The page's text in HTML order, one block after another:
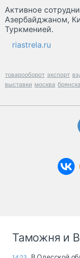
Активное
Азербайджаном,
Туркменией.
riastrela.ru
товарооборот экспорт
выставки москва
Таможня и